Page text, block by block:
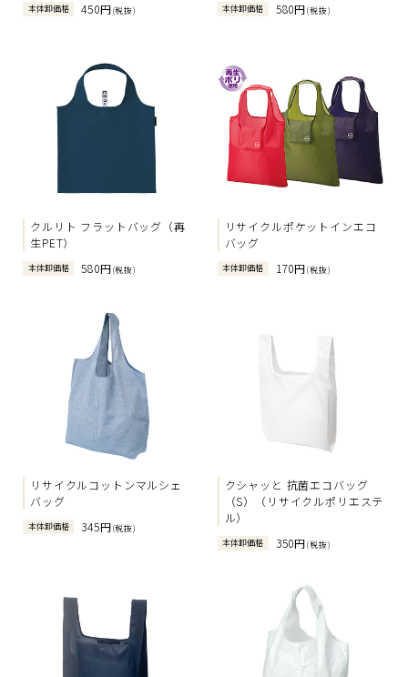
本体卸価格 450円(税抜) 本体卸価格 580円(税抜)
クルリト フラットバッグ（再
生PET）
本体卸価格 580円(税抜)
リサイクルポケットインエコ
バッグ
本体卸価格 170円(税抜)
リサイクルコットンマルシェ
バッグ
本体卸価格 345円(税抜)
クシャッと 抗菌エコバッグ
（S）（リサイクルポリエステ
ル）
本体卸価格 350円(税抜)